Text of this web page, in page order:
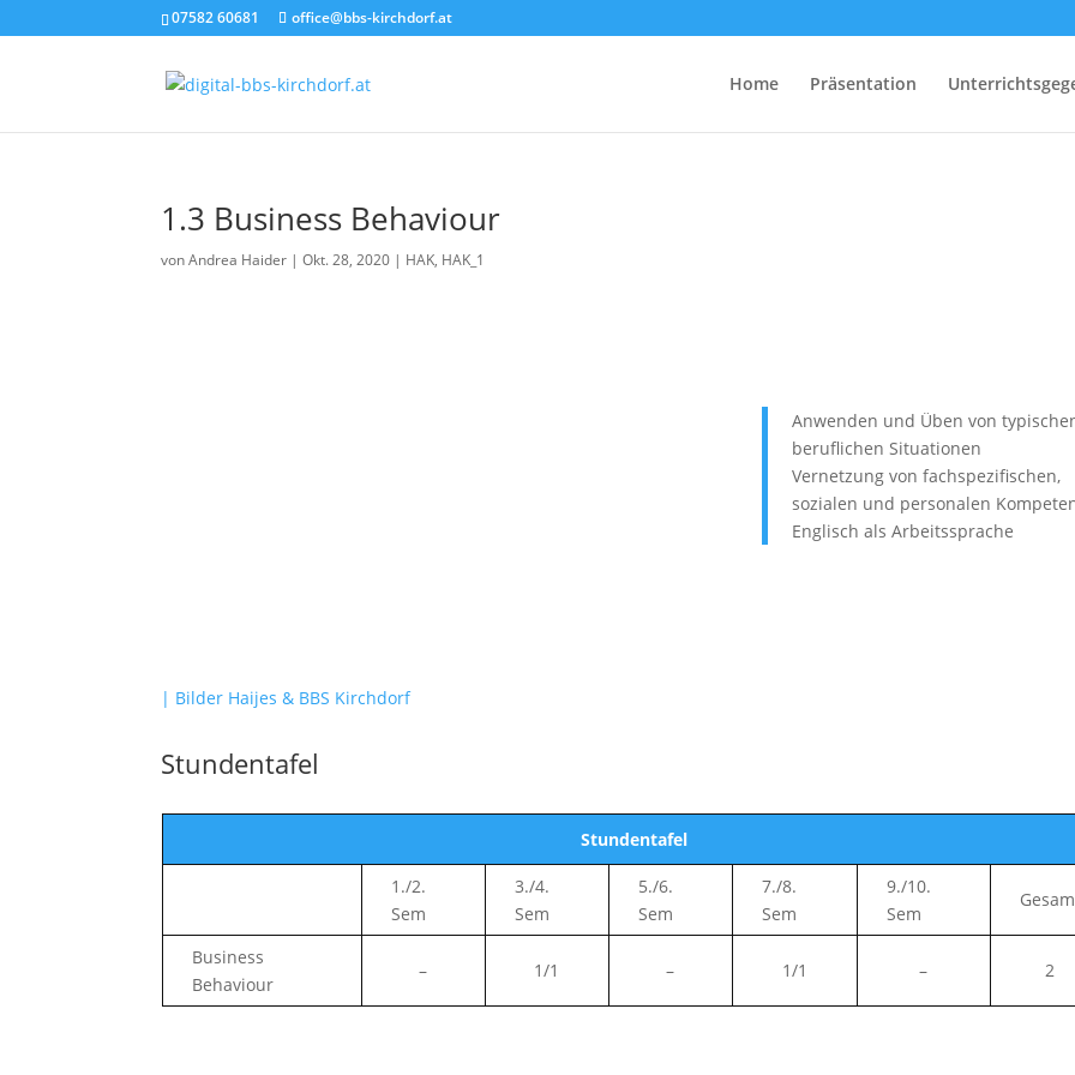
07582 60681 office@bbs-kirchdorf.at
Home Präsentation
1.3 Business Behaviour
vonAndrea Haider |Okt. 28, 2020 | HAK, HAK_1
| Bilder Haijes & BBS Kirchdorf
Anwenden und Üben von
beruflichen Situationen
Vernetzung von fachspezifischen,
sozialen und personalen
Englisch als Arbeitssprache
Stundentafel
Stundentafel
1./2.
Sem
3./4.
Sem
5./6.
Sem
7./8.
Sem
9./10.
Sem
Business
Behaviour
– 1/1 – 1/1 – 2